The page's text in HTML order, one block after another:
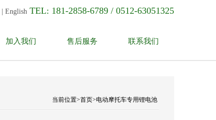
English TEL: 181-2858-6789 / 0512-63051325
加入我们 售后服务 联系我们
当前位置>首页>电动摩托车专用锂电池